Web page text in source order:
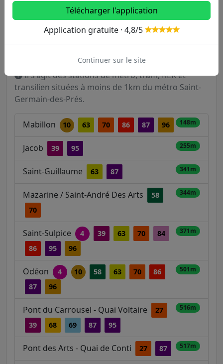
Noctilien N13
Stations à proximité de Saint-
Germain-des-Prés
Il s'agit des stations de métro, tram, RER et
transilien situées à moins de 1km du métro Saint-
Germain-des-Prés.
Mabillon 10 63 70 86 87 96 148m
Jacob 39 95 255m
Saint-Guillaume 63 87 341m
Mazarine / Saint-André Des Arts
58
70
344m
Saint-Sulpice 4 39 63 70
84
86
95 96
371m
Odéon 4 10 58 63 70
86
87
96
501m
Pont du Carrousel - Quai Voltaire
27
39
68 69 87 95
516m
Pont des Arts - Quai de Conti 27 87 517m
Télécharger l'application
Application gratuite · 4,8/5
Continuer sur le site